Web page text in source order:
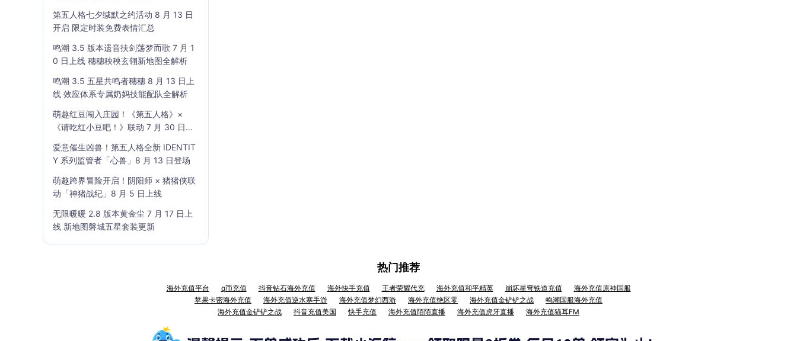
第五人格七夕缄默之约活动 8 月 13 日
开启 限定时装免费表情汇总
鸣潮 3.5 版本遗音扶剑荡梦而歌 7 月 1
0 日上线 穗穗秧秧玄翎新地图全解析
鸣潮 3.5 五星共鸣者穗穗 8 月 13 日上
线 效应体系专属奶妈技能配队全解析
萌趣红豆闯入庄园！《第五人格》×
《请吃红小豆吧！》联动 7 月 30 日开
爱意催生凶兽！第五人格全新 IDENTIT
Y 系列监管者「心兽」8 月 13 日登场
萌趣跨界冒险开启！阴阳师 × 猪猪侠联
动「神猪战纪」8 月 5 日上线
无限暖暖 2.8 版本黄金尘 7 月 17 日上
线 新地图磐城五星套装更新
热门推荐
海外充值平台 q币充值 抖音钻石海外充值 海外快手充值 王者荣耀代充 海外充值和平精英 崩坏星穹铁道充值
海外充值原神国服
苹果卡密海外充值
海外充值逆水寒手游 海外充值梦幻西游 海外充值绝区零 海外充值金铲铲之战
鸣潮国服海外充值
海外充值金铲铲之战
抖音充值美国 快手充值 海外充值陌陌直播 海外充值虎牙直播 海外充值猫耳FM